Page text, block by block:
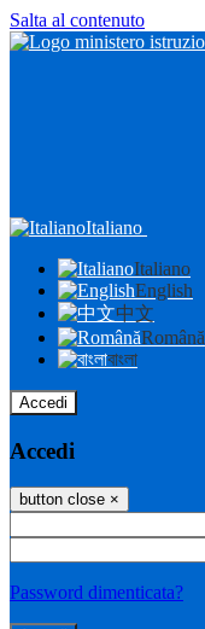
Salta al contenuto
Italiano
Italiano
English
中文
Română
বাংলা
Accedi
Accedi
button close ×
Password dimenticata?